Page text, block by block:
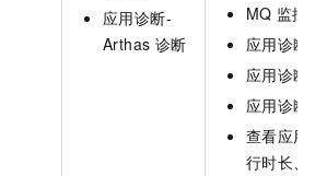
应用诊断-
Arthas 诊断
MQ 监控
应用诊断
应用诊
应用诊断
查看应用
行时长、